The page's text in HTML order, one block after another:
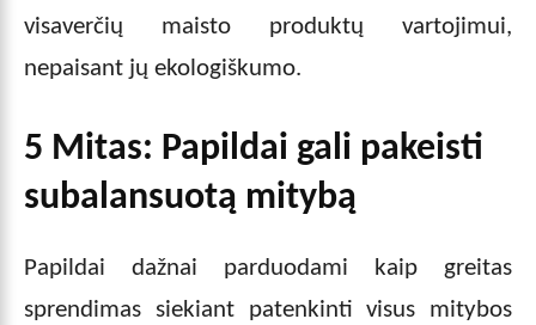
visaverčių maisto produktų vartojimui,
nepaisant jų ekologiškumo.
5 Mitas: Papildai gali pakeisti
subalansuotą mitybą
Papildai dažnai parduodami kaip greitas
sprendimas siekiant patenkinti visus mitybos